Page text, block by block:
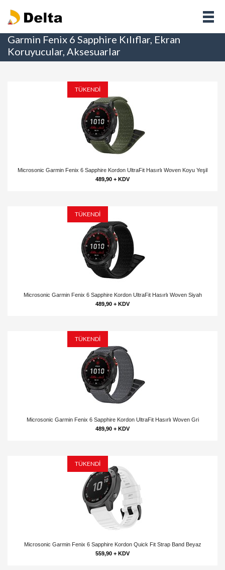
Garmin Fenix 6 Sapphire Kılıflar, Ekran
Koruyucular, Aksesuarlar
TÜKENDİ
Microsonic Garmin Fenix 6 Sapphire Kordon UltraFit Hasırlı Woven Koyu Yeşil
489,90 + KDV
TÜKENDİ
Microsonic Garmin Fenix 6 Sapphire Kordon UltraFit Hasırlı Woven Siyah
489,90 + KDV
TÜKENDİ
Microsonic Garmin Fenix 6 Sapphire Kordon UltraFit Hasırlı Woven Gri
489,90 + KDV
TÜKENDİ
Microsonic Garmin Fenix 6 Sapphire Kordon Quick Fit Strap Band Beyaz
559,90 + KDV